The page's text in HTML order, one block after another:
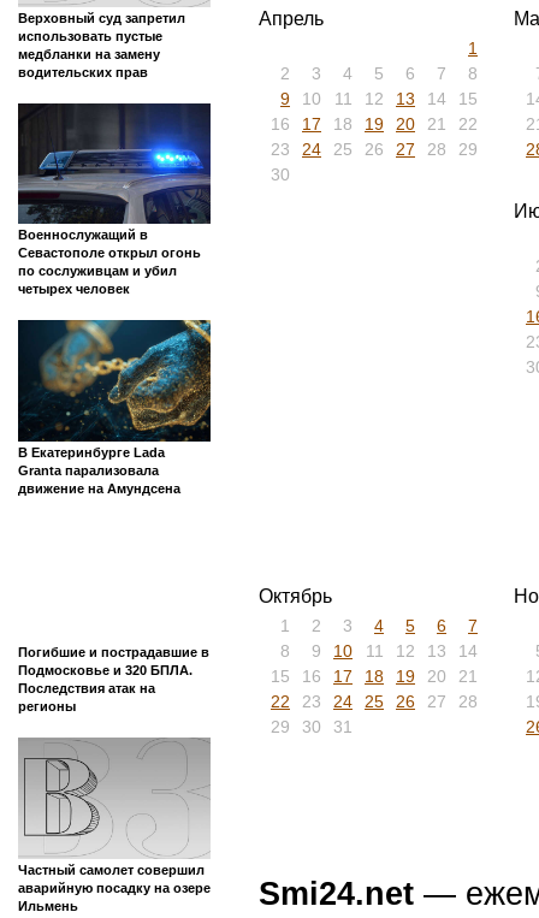
Верховный суд запретил
использовать пустые
медбланки на замену
водительских прав
Военнослужащий в
Севастополе открыл огонь
по сослуживцам и убил
четырех человек
В Екатеринбурге Lada
Granta парализовала
движение на Амундсена
Погибшие и пострадавшие в
Подмосковье и 320 БПЛА.
Последствия атак на
регионы
Частный самолет совершил
аварийную посадку на озере
Ильмень
Апрель
1
2
3 4 5 6 7
8
9
10 11 12 13 14
15
16
17 18 19 20 21
22
23
24 25 26 27 28
29
30
Октябрь
1 2 3 4 5 6
7
8
9 10 11 12 13
14
15
16 17 18 19 20
21
22
23 24 25 26 27
28
29
30 31
Smi24.net —